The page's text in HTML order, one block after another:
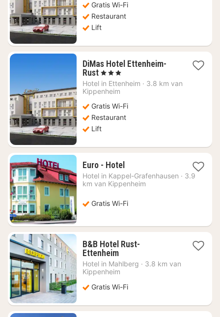
129,64
Gratis Wi-Fi
Restaurant
Lift
DiMas Hotel Ettenheim-
Rust1
nacht
vanaf
138,71
, 3 Sterren
Hotel in Ettenheim · 3.8 km van
Kippenheim
Gratis Wi-Fi
Restaurant
Lift
Euro - Hotel1
nacht
vanaf
95,07
Hotel in Kappel-Grafenhausen · 3.9
km van Kippenheim
Gratis Wi-Fi
B&B Hotel Rust-
Ettenheim1
nacht
vanaf
93,79
Hotel in Mahlberg · 3.8 km van
Kippenheim
Gratis Wi-Fi